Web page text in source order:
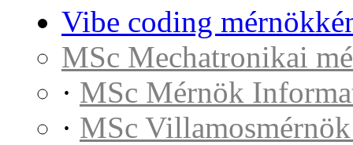
Vibe coding
MSc Mechatronikai
· MSc Mérnök
· MSc